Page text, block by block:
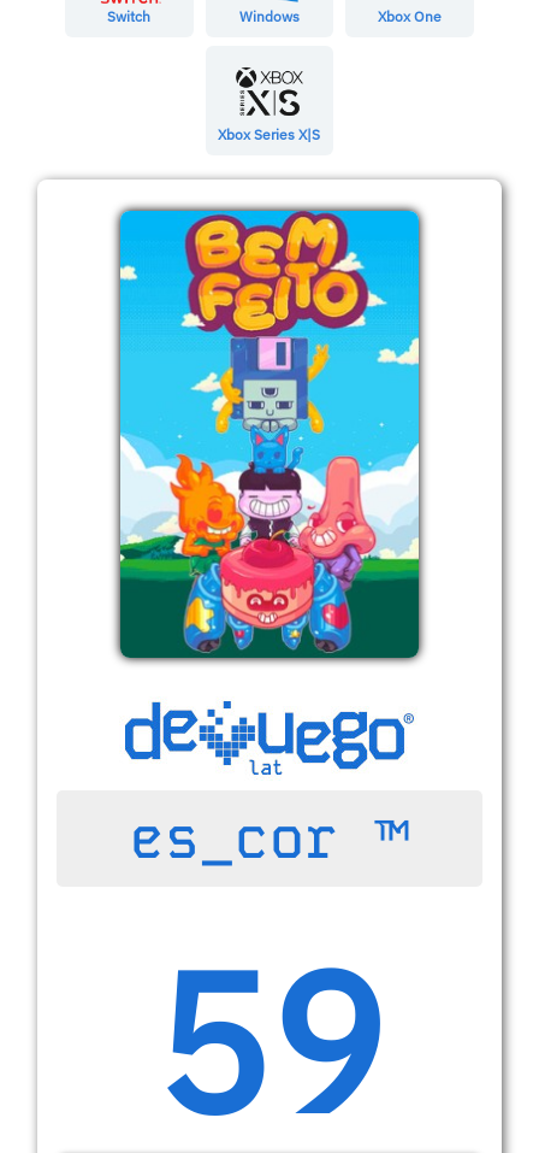
Switch Windows Xbox One
Xbox Series X|S
es_cor ™
59